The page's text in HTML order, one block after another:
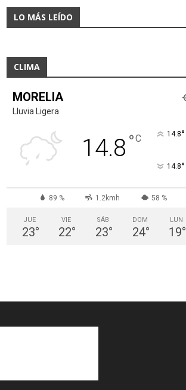
LO MÁS LEÍDO
CLIMA
MORELIA
Lluvia Ligera
14.8 °C 14.8°
14.8°
89 % 1.2kmh 58 %
JUE
23°
VIE
22°
SÁB
23°
DOM
24°
LUN
19°